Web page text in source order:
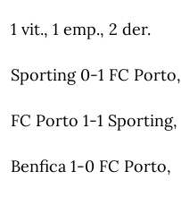
1 vit., 1 emp., 2 der.
Sporting 0-1 FC Porto,
FC Porto 1-1 Sporting,
Benfica 1-0 FC Porto,